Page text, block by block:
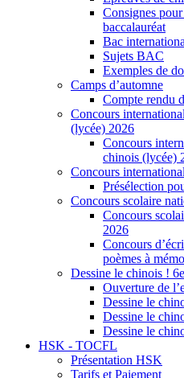
Consignes
baccalauréat
Bac
Sujets BAC
Exemples de
Camps d’automne
Compte rendu
Concours
(lycée) 2026
Concours
chinois (lycée)
Concours
Présélection
Concours scolaire
Concours
2026
Concours
poèmes à
Dessine le chinois !
Ouverture de
Dessine le
Dessine le
Dessine le
HSK - TOCFL
Présentation HSK
Tarifs et Paiement